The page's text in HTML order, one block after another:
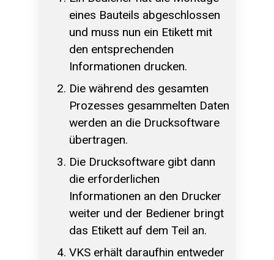
eines Bauteils abgeschlossen
und muss nun ein Etikett mit
den entsprechenden
Informationen drucken.
Die während des gesamten
Prozesses gesammelten Daten
werden an die Drucksoftware
übertragen.
Die Drucksoftware gibt dann
die erforderlichen
Informationen an den Drucker
weiter und der Bediener bringt
das Etikett auf dem Teil an.
VKS erhält daraufhin entweder